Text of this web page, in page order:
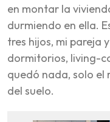
en montar la
durmiendo en ella.
tres hijos, mi pareja
dormitorios, living-
quedó nada, solo
del suelo.